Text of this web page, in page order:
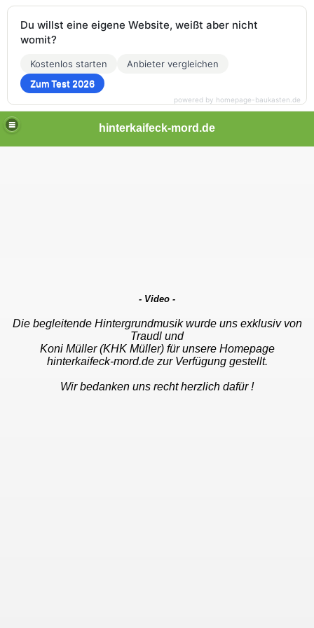
hinterkaifeck-mord.de
- Video -
Die begleitende Hintergrundmusik wurde uns exklusiv von
Traudl und
Koni Müller (KHK Müller) für unsere Homepage
hinterkaifeck-mord.de zur Verfügung gestellt.
Wir bedanken uns recht herzlich dafür !
Du willst eine eigene Website, weißt aber nicht
womit?
Kostenlos starten
Anbieter vergleichen
Zum Test 2026
powered by homepage-baukasten.de